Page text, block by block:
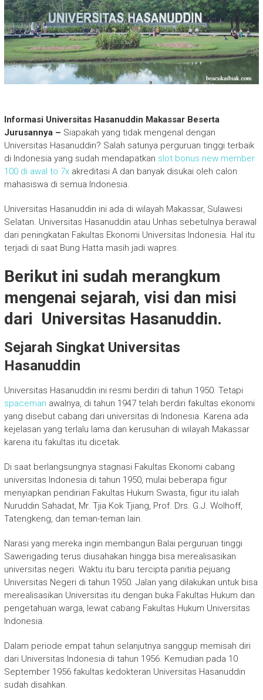
Informasi Universitas Hasanuddin Makassar Beserta
Jurusannya – Siapakah yang tidak mengenal dengan
Universitas Hasanuddin? Salah satunya perguruan tinggi terbaik
di Indonesia yang sudah mendapatkan slot bonus new member
100 di awal to 7xakreditasi A dan banyak disukai oleh calon
mahasiswa di semua Indonesia.
Universitas Hasanuddin ini ada di wilayah Makassar, Sulawesi
Selatan. Universitas Hasanuddin atau Unhas sebetulnya berawal
dari peningkatan Fakultas Ekonomi Universitas Indonesia. Hal itu
terjadi di saat Bung Hatta masih jadi wapres.
Berikut ini sudah merangkum
mengenai sejarah, visi dan misi
dari Universitas Hasanuddin.
Sejarah Singkat Universitas
Hasanuddin
Universitas Hasanuddin ini resmi berdiri di tahun 1950. Tetapi
spaceman awalnya, di tahun 1947 telah berdiri fakultas ekonomi
yang disebut cabang dari universitas di Indonesia. Karena ada
kejelasan yang terlalu lama dan kerusuhan di wilayah Makassar
karena itu fakultas itu dicetak.
Di saat berlangsungnya stagnasi Fakultas Ekonomi cabang
universitas Indonesia di tahun 1950, mulai beberapa figur
menyiapkan pendirian Fakultas Hukum Swasta, figur itu ialah
Nuruddin Sahadat, Mr. Tjia Kok Tjiang, Prof. Drs. G.J. Wolhoff,
Tatengkeng, dan teman-teman lain.
Narasi yang mereka ingin membangun Balai perguruan tinggi
Sawerigading terus diusahakan hingga bisa merealisasikan
universitas negeri. Waktu itu baru tercipta panitia pejuang
Universitas Negeri di tahun 1950. Jalan yang dilakukan untuk bisa
merealisasikan Universitas itu dengan buka Fakultas Hukum dan
pengetahuan warga, lewat cabang Fakultas Hukum Universitas
Indonesia.
Dalam periode empat tahun selanjutnya sanggup memisah diri
dari Universitas Indonesia di tahun 1956. Kemudian pada 10
September 1956 fakultas kedokteran Universitas Hasanuddin
sudah disahkan.